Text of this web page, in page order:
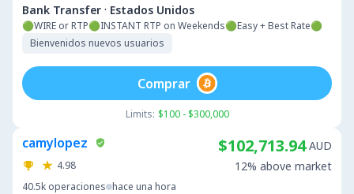
Bank Transfer · Estados Unidos
🟢WIRE or RTP🟢INSTANT RTP on Weekends🟢Easy + Best Rate🟢
Bienvenidos nuevos usuarios
Limits: $100 - $300,000
Comprar
camylopez
4.98
40.5k operaciones hace una hora
$102,713.94 AUD
12% above market